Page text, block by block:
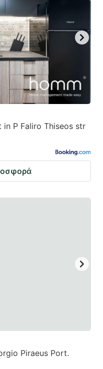
in P Faliro Thiseos str
Piraeus Port.